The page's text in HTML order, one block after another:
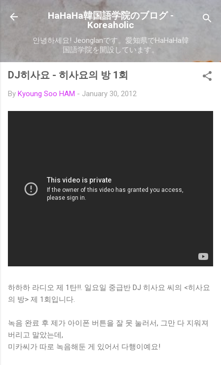
Skip to main content
HaHaHa韓国語学院のブログ -
Koreaholic
안녕하세요! Jeonglanです。愛知県でHaHaHa韓
国語学院を開設しています。
DJ히사요 - 히사요의 방 1회
By Kyoung Soo HAM - January 30, 2012
하하하 라디오 제 1탄!!. 일요일 중급반 DJ 히사요 씨의 <히사요
의 방> 제 1회입니다.
녹음 완료 후 제가 아이폰 버튼을 잘 못 눌러서, 그만 다 지워져
버리고 말았는데,
미카씨가 따로 녹음해둔 게 있어서 다행이예요!